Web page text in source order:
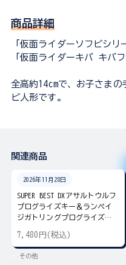
商品詳細
「仮面ライダーソフビシリ
「仮面ライダーキバ キバ
全高約14cmで、お子さま
ビ人形です。
関連商品
2026年11月28日
SUPER BEST DXアサルトウルフ
プログライズキー＆ランペイ
ジガトリングプログライズキ
7,480円(税込)
その他